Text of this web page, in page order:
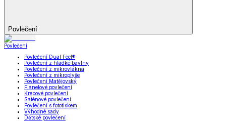
Povlečení
Povlečení
Povlečení Dual Feel®
Povlečení z hladké bavlny
Povlečení z mikrovlákna
Povlečení z mikroplyše
Povlečení Matějovský
Flanelové povlečení
Krepové povlečení
Saténové povlečení
Povlečení s fototiskem
Výhodné sady
Dětské povlečení